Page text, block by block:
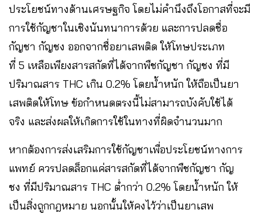
ประโยชน์ทางด้านเศรษฐกิจ โดยไม่คำนึงถึงโอกาสที่จะมี
การใช้กัญชาในเชิงนันทนาการด้วย และการปลดชื่อ
กัญชา กัญชง ออกจากชื่อยาเสพติด ให้โทษประเภท
ที่ 5 เหลือเพียงสารสกัดที่ได้จากพืชกัญชา กัญชง ที่มี
ปริมาณสาร THC เกิน 0.2% โดยน้ำหนัก ให้ถือเป็นยา
เสพติดให้โทษ ข้อกำหนดตรงนี้ไม่สามารถบังคับใช้ได้
จริง และส่งผลให้เกิดการใช้ในทางที่ผิดจำนวนมาก
หากต้องการส่งเสริมการใช้กัญชาเพื่อประโยชน์ทางการ
แพทย์ ควรปลดล็อกแค่สารสกัดที่ได้จากพืชกัญชา กัญ
ชง ที่มีปริมาณสาร THC ต่ำกว่า 0.2% โดยน้ำหนัก ให้
เป็นสิ่งถูกกฎหมาย นอกนั้นให้คงไว้ว่าเป็นยาเสพ